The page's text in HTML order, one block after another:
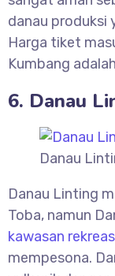
danau produksi
Harga tiket
Kumbang
6. Danau
Danau
Danau Linting
Toba, namun
kawasan
mempesona.